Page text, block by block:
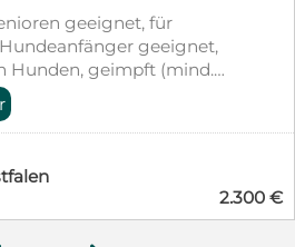
sein Zuhause auf
verträglich. Die Eltern
untersucht. Bei Interesse
Telefon 02302 / 73522
geeignet, für
geeignet,
Hunden, geimpft (mind.
gechipt, mit EU-
Allergikerfreundlich,
2.300 €